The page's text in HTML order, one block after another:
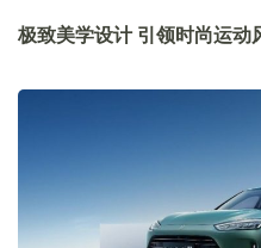
极致美学设计 引领时尚运动